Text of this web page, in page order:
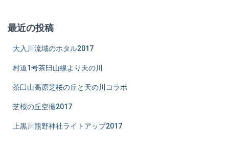
最近の投稿
大入川流域のホタル2017
村道1号茶臼山線より天の川
茶臼山高原芝桜の丘と天の川コラボ
芝桜の丘空撮2017
上黒川熊野神社ライトアップ2017